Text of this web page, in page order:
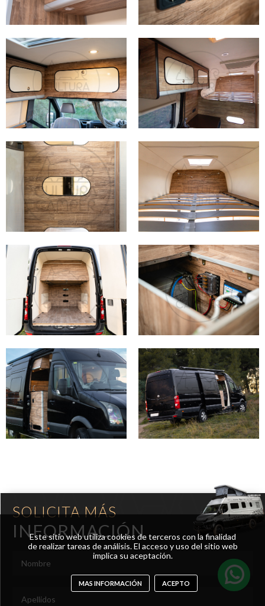
SOLICITA MÁS
INFORMACIÓN
Este sitio web utiliza cookies de terceros con la finalidad
de realizar tareas de análisis. El acceso y uso del sitio web
implica su aceptación.
MAS INFORMACIÓN ACEPTO